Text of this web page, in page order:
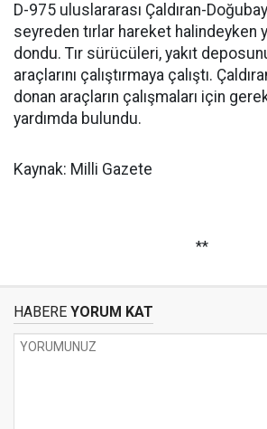
D-975 uluslararası Çaldıran-
seyreden tırlar hareket halindeyken
dondu. Tır sürücüleri, yakıt
araçlarını çalıştırmaya çalıştı.
donan araçların çalışmaları için
yardımda bulundu.
Kaynak: Milli Gazete
**
HABERE YORUM KAT